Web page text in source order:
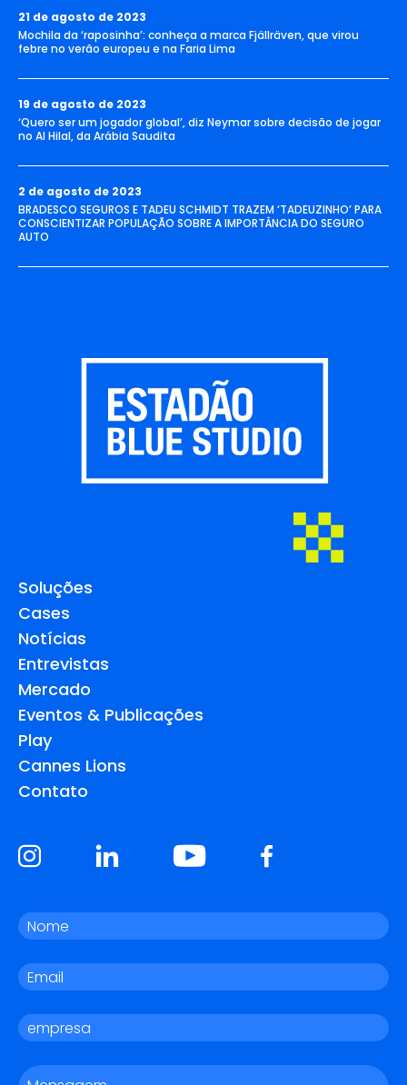
21 de agosto de 2023
Mochila da ‘raposinha’: conheça a marca Fjällräven, que virou
febre no verão europeu e na Faria Lima
19 de agosto de 2023
‘Quero ser um jogador global’, diz Neymar sobre decisão de jogar
no Al Hilal, da Arábia Saudita
2 de agosto de 2023
BRADESCO SEGUROS E TADEU SCHMIDT TRAZEM ‘TADEUZINHO’ PARA
CONSCIENTIZAR POPULAÇÃO SOBRE A IMPORTÂNCIA DO SEGURO
AUTO
Soluções
Cases
Notícias
Entrevistas
Mercado
Eventos & Publicações
Play
Cannes Lions
Contato